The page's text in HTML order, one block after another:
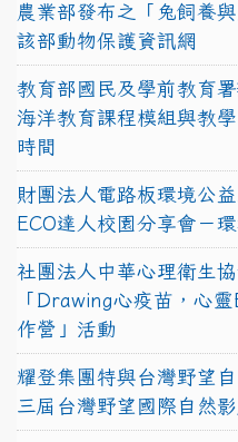
農業部發布之「兔飼養
該部動物保護資訊網
教育部國民及學前教育
海洋教育課程模組與教
時間
財團法人電路板環境公
ECO達人校園分享會－環
社團法人中華心理衛生
「Drawing心疫苗，心
作營」活動
耀登集團特與台灣野望
三屆台灣野望國際自然影